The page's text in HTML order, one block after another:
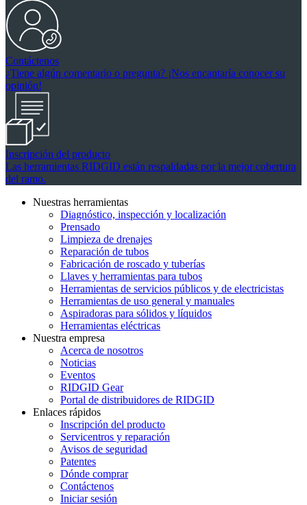
Contáctenos
¿Tiene algún comentario o pregunta? ¡Nos encantaría conocer su
opinión!
Inscripción del producto
Las herramientas RIDGID están respaldadas por la mejor cobertura
del ramo.
Nuestras herramientas
Diagnóstico, inspección y localización
Prensado
Limpieza de drenajes
Reparación de tubos
Fabricación de roscado y tuberías
Llaves y herramientas para tubos
Herramientas de servicios públicos y de electricistas
Herramientas de uso general y manuales
Aspiradoras para sólidos y líquidos
Herramientas eléctricas
Nuestra empresa
Acerca de nosotros
Noticias
Eventos
RIDGID Gear
Portal de distribuidores de RIDGID
Enlaces rápidos
Inscripción del producto
Servicentros y reparación
Avisos de seguridad
Patentes
Dónde comprar
Contáctenos
Iniciar sesión